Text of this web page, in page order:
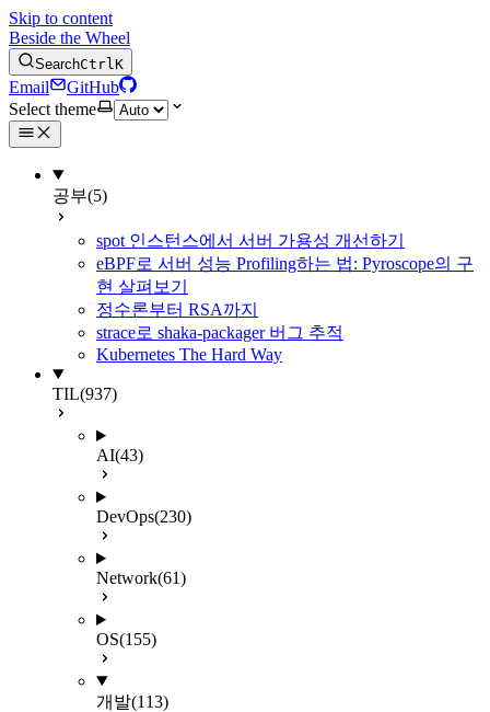
Skip to content
Beside the Wheel
SearchCtrlK
Email
GitHub
Select theme
공부(5)
spot 인스턴스에서 서버 가용성 개선하기
eBPF로 서버 성능 Profiling하는 법: Pyroscope의 구
현 살펴보기
정수론부터 RSA까지
strace로 shaka-packager 버그 추적
Kubernetes The Hard Way
TIL(937)
AI(43)
DevOps(230)
Network(61)
OS(155)
개발(113)